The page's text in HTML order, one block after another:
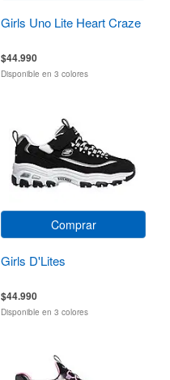
Girls Uno Lite Heart Craze
$44.990
Disponible en 3 colores
Comprar
Girls D'Lites
$44.990
Disponible en 3 colores